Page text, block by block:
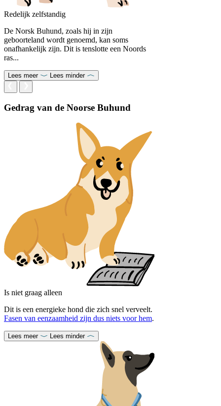
Redelijk zelfstandig
De Norsk Buhund, zoals hij in zijn
geboorteland wordt genoemd, kan soms
onafhankelijk zijn. Dit is tenslotte een Noords
ras...
Lees meer Lees minder
Gedrag van de Noorse Buhund
Is niet graag alleen
Dit is een energieke hond die zich snel verveelt.
Fasen van eenzaamheid zijn dus niets voor hem.
Lees meer Lees minder